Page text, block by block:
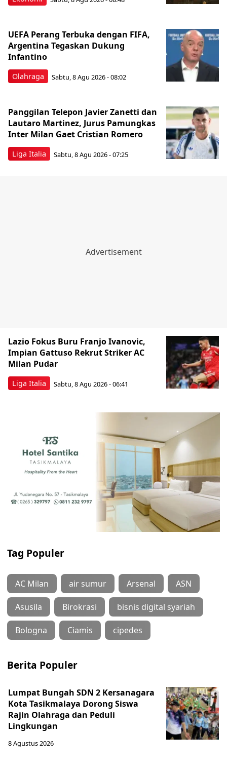
Olahraga
UEFA Perang Terbuka dengan FIFA,
Argentina Tegaskan Dukung
Infantino
Sabtu, 8 Agu 2026 - 08:02
Liga Italia
Panggilan Telepon Javier Zanetti dan
Lautaro Martinez, Jurus Pamungkas
Inter Milan Gaet Cristian Romero
Sabtu, 8 Agu 2026 - 07:25
Liga Italia
Lazio Fokus Buru Franjo Ivanovic,
Impian Gattuso Rekrut Striker AC
Milan Pudar
Sabtu, 8 Agu 2026 - 06:41
Tag Populer
AC Milan air sumur Arsenal ASN
Asusila Birokrasi bisnis digital syariah
Bologna Ciamis cipedes
Berita Populer
Lumpat Bungah SDN 2 Kersanagara
Kota Tasikmalaya Dorong Siswa
Rajin Olahraga dan Peduli
Lingkungan
8 Agustus 2026